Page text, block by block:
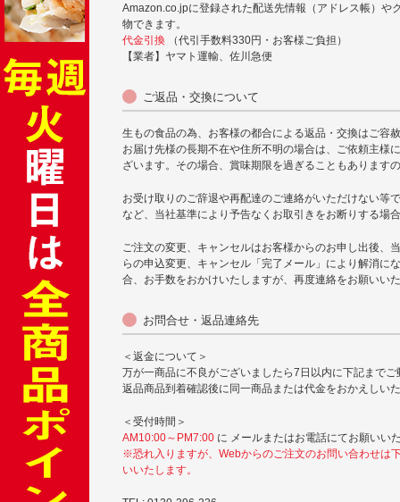
Amazon.co.jpに登録された配送先情報（アドレス帳）や
物できます。
代金引換
（代引手数料330円・お客様ご負担）
【業者】ヤマト運輸、佐川急便
ご返品・交換について
生もの食品の為、お客様の都合による返品・交換はご容
お届け先様の長期不在や住所不明の場合は、ご依頼主様
ざいます。その場合、賞味期限を過ぎることもあります
お受け取りのご辞退や再配達のご連絡がいただけない等
など、当社基準により予告なくお取引きをお断りする場
ご注文の変更、キャンセルはお客様からのお申し出後、
らの申込変更、キャンセル「完了メール」により解消に
合、お手数をおかけいたしますが、再度連絡をお願いい
お問合せ・返品連絡先
＜返金について＞
万が一商品に不良がございましたら7日以内に下記までご
返品商品到着確認後に同一商品または代金をおかえしい
＜受付時間＞
AM10:00～PM7:00 に メールまたはお電話にてお願いい
※恐れ入りますが、Webからのご注文のお問い合わせは
いいたします。